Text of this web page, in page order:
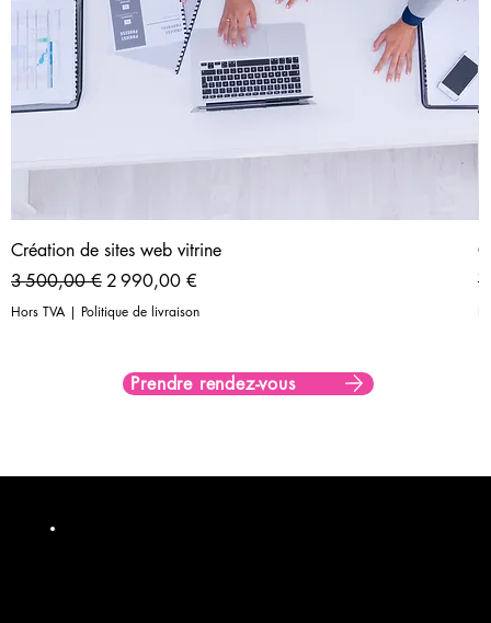
Création de sites web vitrine
Prix original
3 500,00 € Prix promotionnel
2 990,00 €
Hors TVA| Politique de livraison
Prendre rendez-vous